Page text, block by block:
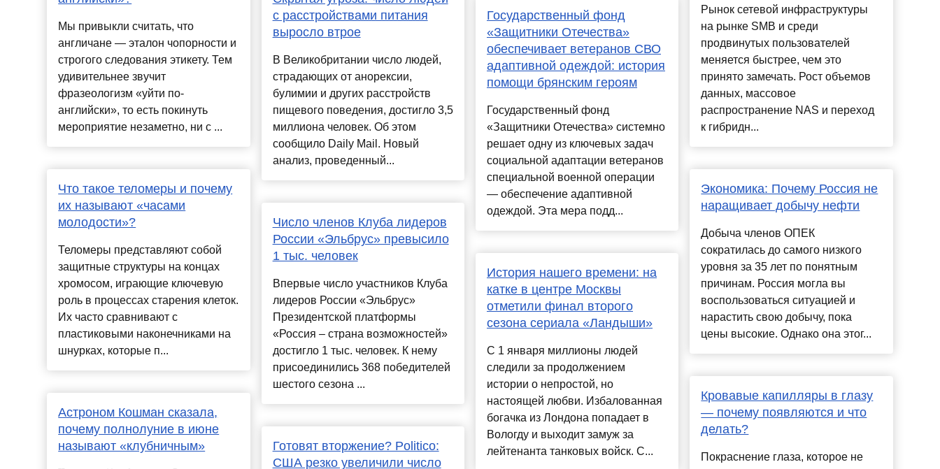
Мы привыкли считать, что
англичане — эталон чопорности и
строгого следования этикету. Тем
удивительнее звучит
фразеологизм «уйти по-
английски», то есть покинуть
мероприятие незаметно, ни с ...
Что такое теломеры и почему
их называют «часами
молодости»?
Теломеры представляют собой
защитные структуры на концах
хромосом, играющие ключевую
роль в процессах старения клеток.
Их часто сравнивают с
пластиковыми наконечниками на
шнурках, которые п...
Астроном Кошман сказала,
почему полнолуние в июне
называют «клубничным»
с расстройствами питания
выросло втрое
В Великобритании число людей,
страдающих от анорексии,
булимии и других расстройств
пищевого поведения, достигло 3,5
миллиона человек. Об этом
сообщило Daily Mail. Новый
анализ, проведенный...
Число членов Клуба лидеров
России «Эльбрус» превысило
1 тыс. человек
Впервые число участников Клуба
лидеров России «Эльбрус»
Президентской платформы
«Россия – страна возможностей»
достигло 1 тыс. человек. К нему
присоединились 368 победителей
шестого сезона ...
Готовят вторжение? Politico:
США резко увеличили число
Государственный фонд
«Защитники Отечества»
обеспечивает ветеранов СВО
адаптивной одеждой: история
помощи брянским героям
Государственный фонд
«Защитники Отечества» системно
решает одну из ключевых задач
социальной адаптации ветеранов
специальной военной операции
— обеспечение адаптивной
одеждой. Эта мера подд...
История нашего времени: на
катке в центре Москвы
отметили финал второго
сезона сериала «Ландыши»
С 1 января миллионы людей
следили за продолжением
истории о непростой, но
настоящей любви. Избалованная
богачка из Лондона попадает в
Вологду и выходит замуж за
лейтенанта танковых войск. С...
Рынок сетевой инфраструктуры
на рынке SMB и среди
продвинутых пользователей
меняется быстрее, чем это
принято замечать. Рост объемов
данных, массовое
распространение NAS и переход
к гибридн...
Экономика: Почему Россия не
наращивает добычу нефти
Добыча членов ОПЕК
сократилась до самого низкого
уровня за 35 лет по понятным
причинам. Россия могла вы
воспользоваться ситуацией и
нарастить свою добычу, пока
цены высокие. Однако она этог...
Кровавые капилляры в глазу
— почему появляются и что
делать?
Покраснение глаза, которое не